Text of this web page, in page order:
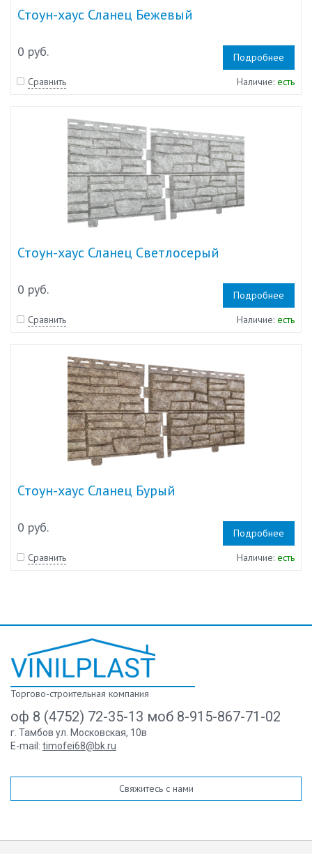
Стоун-хаус Сланец Бежевый
0 руб.
Подробнее
Сравнить
Наличие: есть
Стоун-хаус Сланец Светлосерый
0 руб.
Подробнее
Сравнить
Наличие: есть
Стоун-хаус Сланец Бурый
0 руб.
Подробнее
Сравнить
Наличие: есть
Торгово-строительная компания
оф 8 (4752) 72-35-13 моб 8-915-867-71-02
г. Тамбов ул. Московская, 10в
E-mail: timofei68@bk.ru
Свяжитесь с нами